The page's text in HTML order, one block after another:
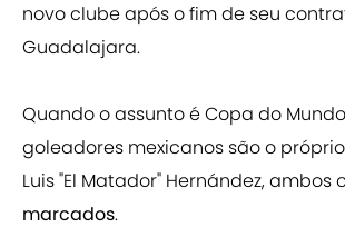
novo clube após o fim de seu
Guadalajara.
Quando o assunto é Copa do
goleadores mexicanos são o
Luis "El Matador" Hernández, ambos
marcados.